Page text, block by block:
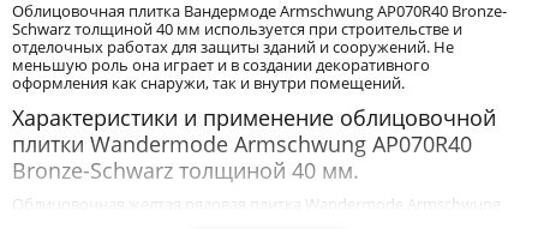
Облицовочная плитка Вандермоде Armschwung AP070R40 Bronze-
Schwarz толщиной 40 мм используется при строительстве и
отделочных работах для защиты зданий и сооружений. Не
меньшую роль она играет и в создании декоративного
оформления как снаружи, так и внутри помещений.
Характеристики и применение облицовочной
плитки Wandermode Armschwung AP070R40
Bronze-Schwarz толщиной 40 мм.
Облицовочная желтая рядовая плитка Wandermode Armschwung